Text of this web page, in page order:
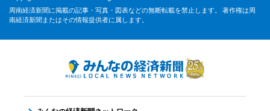
周南経済新聞に掲載の記事・写真・図表などの無断転載を禁止します。 著作権は周
南経済新聞またはその情報提供者に属します。